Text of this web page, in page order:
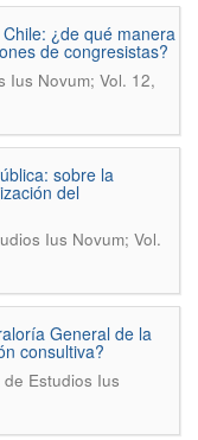
¿de qué manera
de congresistas?
Ius Novum; Vol. 12,
sobre la
del
Ius Novum; Vol.
General de la
consultiva?
de Estudios Ius